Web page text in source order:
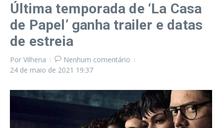
Última temporada de ‘La Casa
de Papel’ ganha trailer e datas
de estreia
Por Vilhena
Nenhum comentário
24 de maio de 2021 19:37